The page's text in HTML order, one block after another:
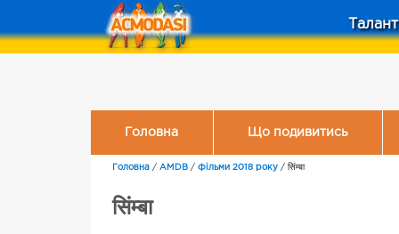
Головна Що подивитись
Головна / AMDB / Фільми 2018 року / सिंम्बा
सिंम्बा